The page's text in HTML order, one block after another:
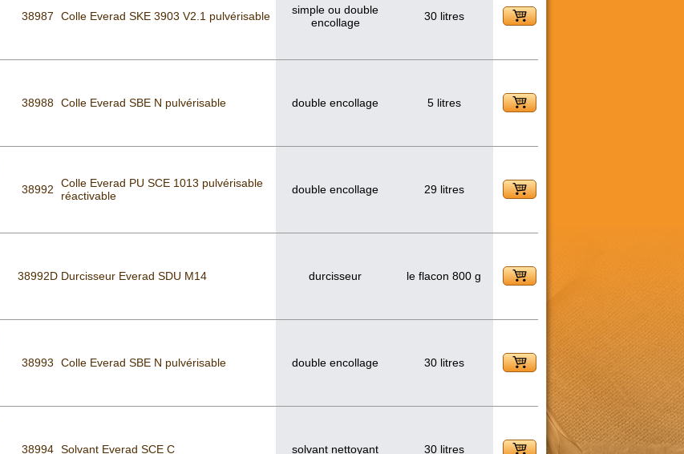
38987 Colle Everad SKE 3903 V2.1 pulvérisable
simple ou double
encollage
30 litres
38988 Colle Everad SBE N pulvérisable double encollage 5 litres
38992
Colle Everad PU SCE 1013 pulvérisable
réactivable
double encollage 29 litres
38992D Durcisseur Everad SDU M14 durcisseur le flacon 800 g
38993 Colle Everad SBE N pulvérisable double encollage 30 litres
38994 Solvant Everad SCE C solvant nettoyant 30 litres